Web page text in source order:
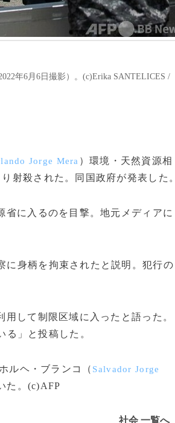
年6月6日撮影）。(c)Erika SANTELICES /
Jorge Mera ）環境・天然資源相
射殺された。同国政府が発表した。
に入るのを目撃。地元メディアに
身柄を拘束されたと説明。犯行の
して制限区域に入ったと語った。
る」と投稿した。
ルヘ・ブランコ（ Salvador Jorge
た。(c)AFP
社会 一覧へ